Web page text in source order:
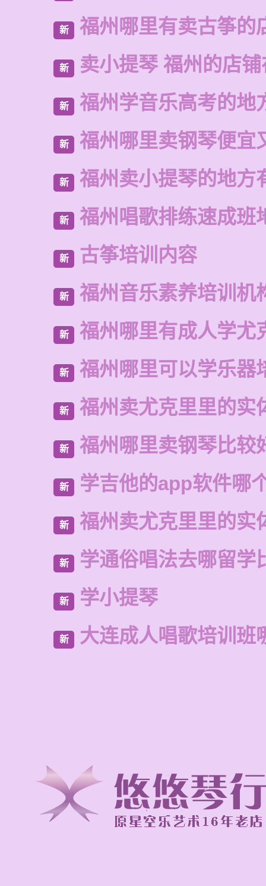
新 福州哪里有卖古筝的
新 卖小提琴 福州的店
新 福州学音乐高考的地
新 福州哪里卖钢琴便宜
新 福州卖小提琴的地方
新 福州唱歌排练速成班
新 古筝培训内容
新 福州音乐素养培训机
新 福州哪里有成人学尤
新 福州哪里可以学乐器
新 福州卖尤克里里的实
新 福州哪里卖钢琴比较
新 学吉他的app软件哪
新 福州卖尤克里里的实
新 学通俗唱法去哪留学
新 学小提琴
新 大连成人唱歌培训班